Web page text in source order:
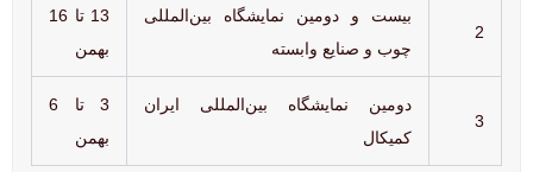
2
بیست و دومین نمایشگاه بین‌المللی
چوب و صنایع وابسته
13 تا 16
بهمن
3
دومین نمایشگاه بین‌المللی ایران
کمیکال
3 تا 6
بهمن